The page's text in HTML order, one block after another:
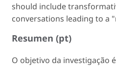
should include
conversations leading to a
Resumen (pt)
O objetivo da investigação